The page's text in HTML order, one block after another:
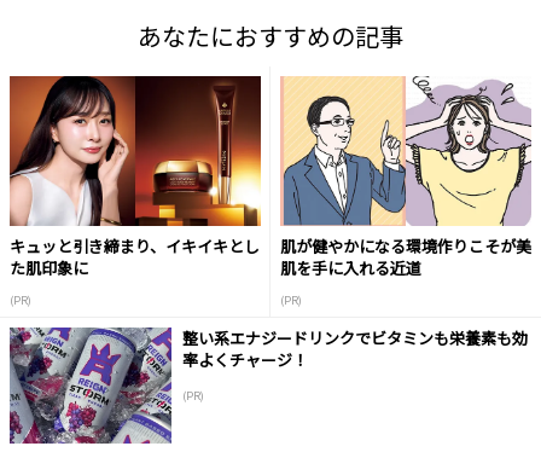
あなたにおすすめの記事
キュッと引き締まり、イキイキとし
た肌印象に
(PR)
肌が健やかになる環境作りこそが美
肌を手に入れる近道
(PR)
整い系エナジードリンクでビタミンも栄養素も効
率よくチャージ！
(PR)